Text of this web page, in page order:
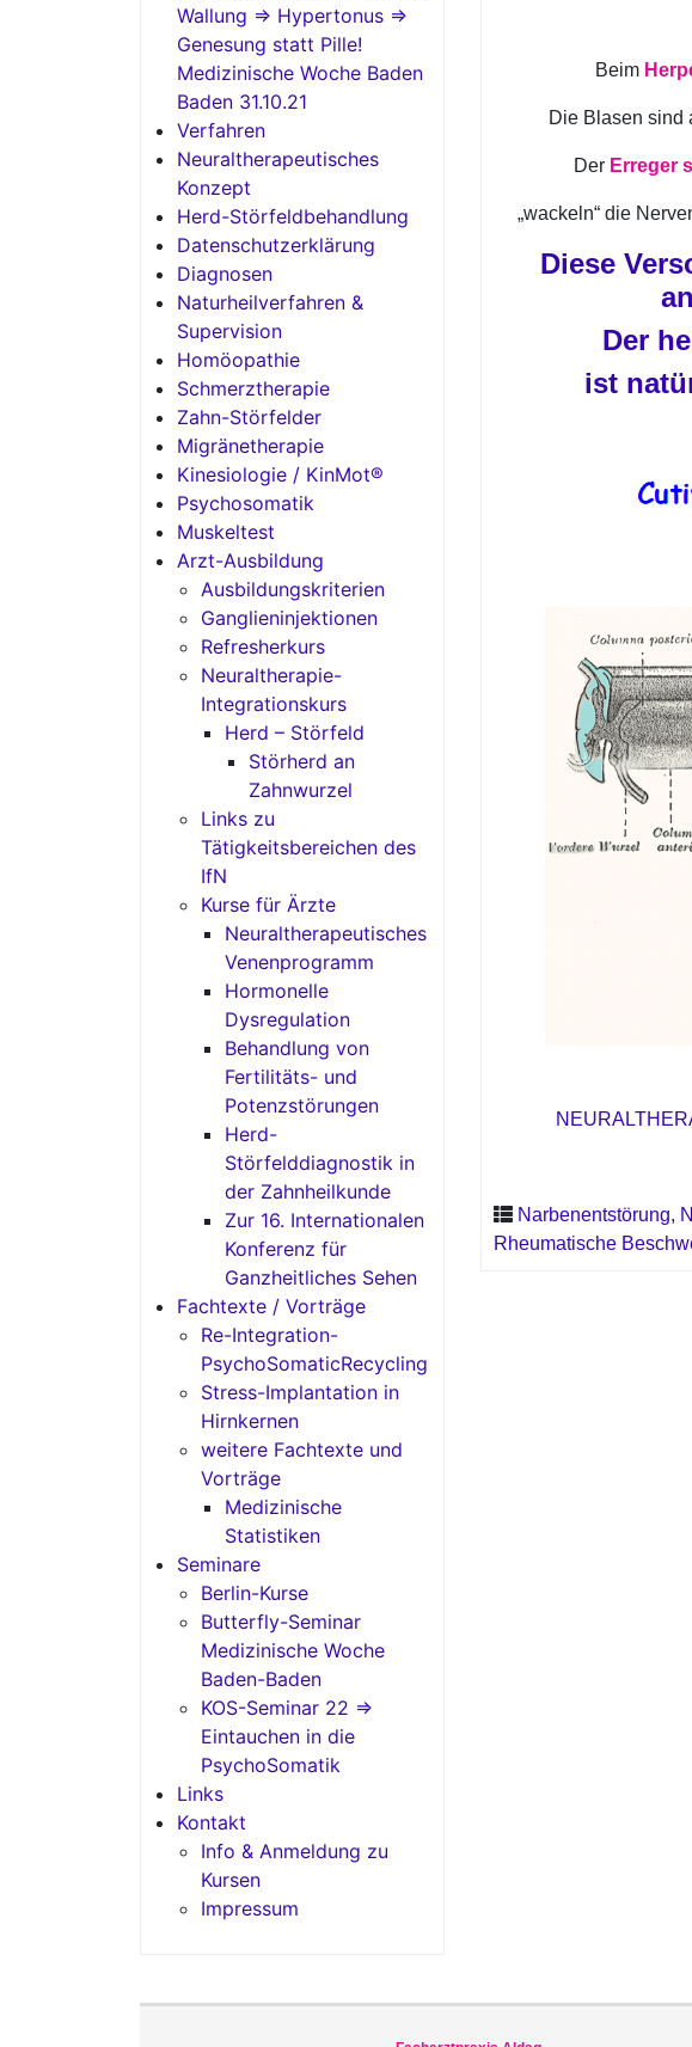
Wallung => Hypertonus =>
Genesung statt Pille!
Medizinische Woche Baden
Baden 31.10.21
Verfahren
Neuraltherapeutisches
Konzept
Herd-Störfeldbehandlung
Datenschutzerklärung
Diagnosen
Naturheilverfahren &
Supervision
Homöopathie
Schmerztherapie
Zahn-Störfelder
Migränetherapie
Kinesiologie / KinMot®
Psychosomatik
Muskeltest
Arzt-Ausbildung
Ausbildungskriterien
Ganglieninjektionen
Refresherkurs
Neuraltherapie-
Integrationskurs
Herd – Störfeld
Störherd an
Zahnwurzel
Links zu
Tätigkeitsbereichen des
IfN
Kurse für Ärzte
Neuraltherapeutisches
Venenprogramm
Hormonelle
Dysregulation
Behandlung von
Fertilitäts- und
Potenzstörungen
Herd-
Störfelddiagnostik in
der Zahnheilkunde
Zur 16. Internationalen
Konferenz für
Ganzheitliches Sehen
Fachtexte / Vorträge
Re-Integration-
PsychoSomaticRecycling
Stress-Implantation in
Hirnkernen
weitere Fachtexte und
Vorträge
Medizinische
Statistiken
Seminare
Berlin-Kurse
Butterfly-Seminar
Medizinische Woche
Baden-Baden
KOS-Seminar 22 =>
Eintauchen in die
PsychoSomatik
Links
Kontakt
Info & Anmeldung zu
Kursen
Impressum
Beim
Die Blasen sind
Der Erreger
„wackeln“ die
Diese
Der
ist
Narbenentstörung,
Rheumatische